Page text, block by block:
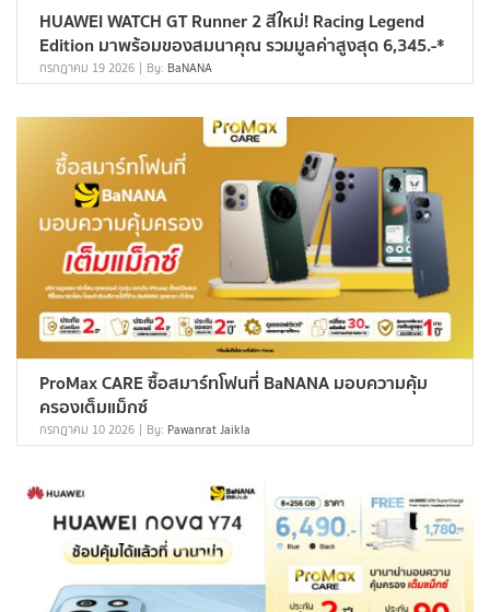
HUAWEI WATCH GT Runner 2 สีใหม่! Racing Legend
Edition มาพร้อมของสมนาคุณ รวมมูลค่าสูงสุด 6,345.-*
กรกฎาคม 19 2026 By: BaNANA
ProMax CARE ซื้อสมาร์ทโฟนที่ BaNANA มอบความคุ้ม
ครองเต็มแม็กซ์
กรกฎาคม 10 2026 By: Pawanrat Jaikla